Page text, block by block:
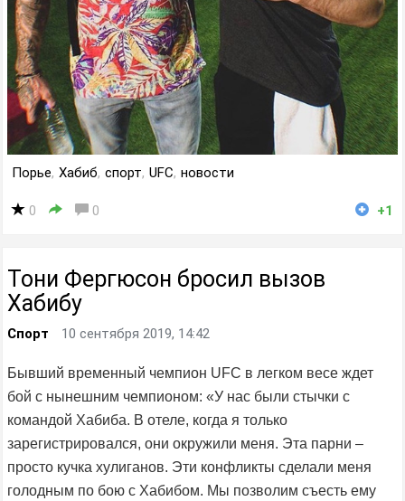
Порье, Хабиб, спорт, UFC, новости
0 0 +1
Тони Фергюсон бросил вызов
Хабибу
Спорт 10 сентября 2019, 14:42
Бывший временный чемпион UFC в легком весе ждет
бой с нынешним чемпионом: «У нас были стычки с
командой Хабиба. В отеле, когда я только
зарегистрировался, они окружили меня. Эта парни –
просто кучка хулиганов. Эти конфликты сделали меня
голодным по бою с Хабибом. Мы позволим съесть ему